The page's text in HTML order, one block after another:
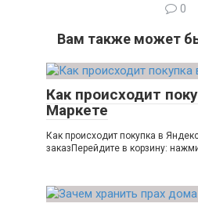
0
Вам также может
Как происходит
Маркете
Как происходит покупка в
заказПерейдите в корзину: